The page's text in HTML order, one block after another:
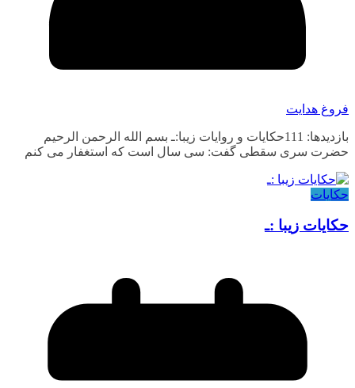
فروغ هدایت
بازدیدها: 111حکایات و روایات زیبا:ـ بسم الله الرحمن الرحیم
حضرت سری سقطی گفت: سی سال است که استغفار می کنم
حکایات
حکایات زیبا :ـ